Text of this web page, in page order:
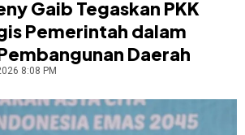
Gaib Tegaskan PKK
Pemerintah dalam
Daerah
8:08 PM